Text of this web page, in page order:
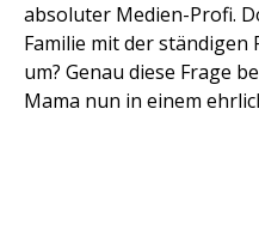
absoluter Medien-Profi.
Familie mit der
um? Genau diese Frage
Mama nun in einem